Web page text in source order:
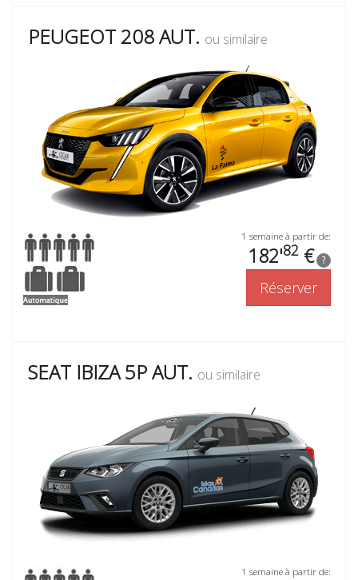
PEUGEOT 208 AUT. ou similaire
1 semaine à partir de:
182'82 € ?
Réserver
SEAT IBIZA 5P AUT. ou similaire
1 semaine à partir de: